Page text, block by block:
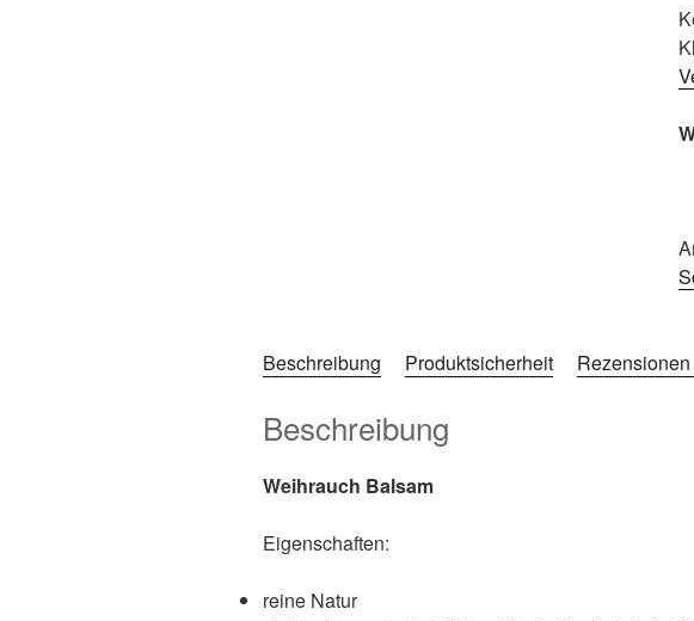
Beschreibung Produktsicherheit Rezensionen
Beschreibung
Weihrauch Balsam
Eigenschaften:
reine Natur